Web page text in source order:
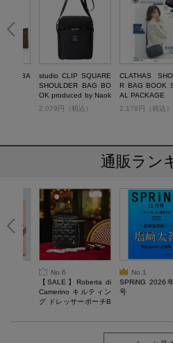
BA
studio CLIP SQUARE
SHOULDER BAG BO
OK produced by Naok
o Gencho
2,079円（税込）
CLATHAS
R BAG BOOK
AL PACKAGE
2,178円（税込）
通販ラン
No.6
【SALE】Roberta di
Camerino キルティン
グ ドレッサーポーチB
No.1
SPRiNG 2026
号